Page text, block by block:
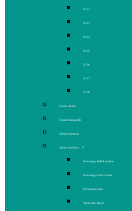
2012
2013
2014
2015
2016
2017
2018
Gaz de schiste
Femmes de parole
Liberté de presse
Cahiers spéciaux
Hommage à Élie Laroche
Hommage à Jean Laurin
10e anniversaire
Cahiers du Japon